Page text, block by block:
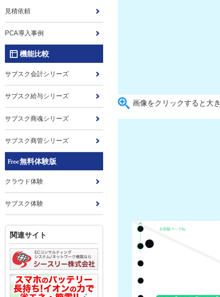
見積依頼
PCA導入事例
機能比較
サブスク会計シリーズ
サブスク給与シリーズ
サブスク商魂シリーズ
サブスク商管シリーズ
無料体験版
クラウド体験
サブスク体験
関連サイト
画像をクリックすると大